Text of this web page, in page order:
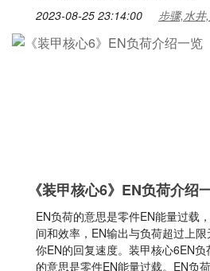
2023-08-25 23:14:00 步骤,水
《装甲核心6》EN负荷介绍
EN负荷的意思是零件EN能量过载
间和效率，EN输出与负荷超过上
你EN的回复速度。装甲核心6EN
的意思是零件EN能量过载。EN负